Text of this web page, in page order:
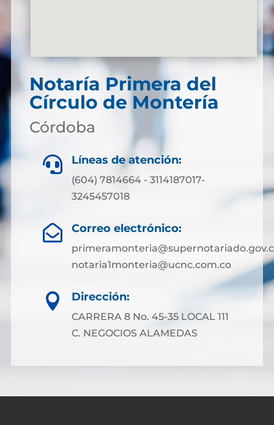
Notaría Primera del
Círculo de Montería
Córdoba
 Líneas de atención:
(604) 7814664 - 3114187017-
3245457018
 Correo electrónico:
notaria1monteria@ucnc.com.co
 Dirección:
CARRERA 8 No. 45-35 LOCAL 111
C. NEGOCIOS ALAMEDAS